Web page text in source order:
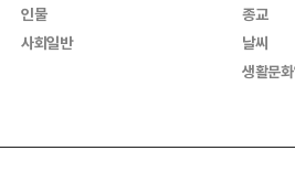
인물
사회일반
종교
날씨
생활문